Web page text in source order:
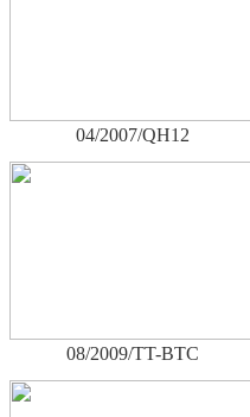
04/2007/QH12
08/2009/TT-BTC